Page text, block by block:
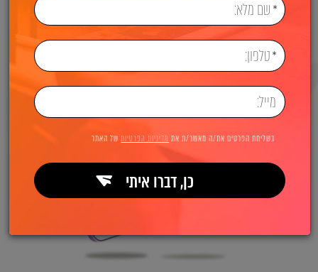
בשליחת הפרטים את/ה מאשר/ת את מדיניות הפרטיותשל האתר
כן, דברו איתי